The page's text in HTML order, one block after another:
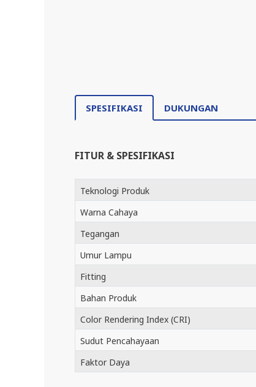
SPESIFIKASI DUKUNGAN
FITUR & SPESIFIKASI
Teknologi Produk
Warna Cahaya
Tegangan
Umur Lampu
Fitting
Bahan Produk
Color Rendering Index (CRI)
Sudut Pencahayaan
Faktor Daya